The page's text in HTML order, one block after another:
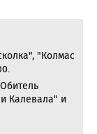
"Колмас
Калевала" и